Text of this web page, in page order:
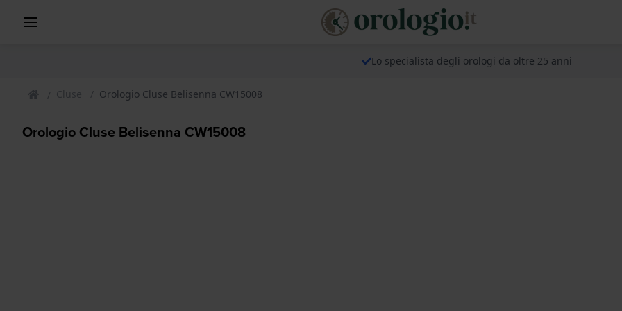
Lo specialista degli orologi da oltre 25 anni
Cluse Orologio Cluse Belisenna CW15008
Orologio Cluse Belisenna CW15008